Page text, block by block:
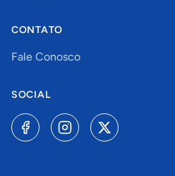
CONTATO
Fale Conosco
SOCIAL